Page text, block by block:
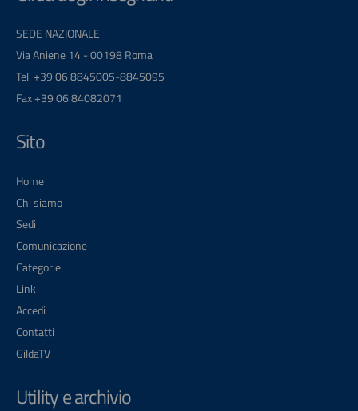
SEDE NAZIONALE
Via Aniene 14 - 00198 Roma
Tel. +39 06 8845005-8845095
Fax +39 06 84082071
Sito
Home
Chi siamo
Sedi
Comunicazione
Categorie
Link
Accedi
Contatti
GildaTV
Utility e archivio